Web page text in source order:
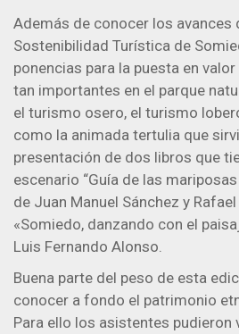
Además de conocer los avances
Sostenibilidad Turística de
ponencias para la puesta en
tan importantes en el parque
el turismo osero, el turismo
como la animada tertulia que
presentación de dos libros que
escenario “Guía de las
de Juan Manuel Sánchez y
«Somiedo, danzando con el
Luis Fernando Alonso.
Buena parte del peso de esta
conocer a fondo el patrimonio
Para ello los asistentes